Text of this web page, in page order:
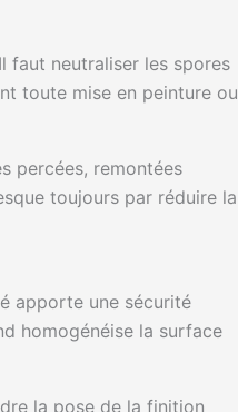
faut neutraliser les spores
toute mise en peinture ou
percées, remontées
toujours par réduire la
apporte une sécurité
homogénéise la surface
la pose de la finition